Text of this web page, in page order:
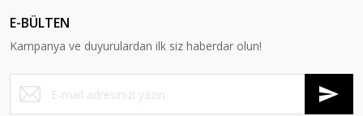
E-BÜLTEN
Kampanya ve duyurulardan ilk siz haberdar olun!